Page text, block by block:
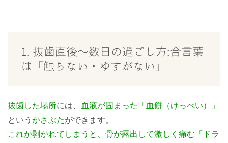
1. 抜歯直後〜数日の過ごし方:合言葉
は「触らない・ゆすがない」
抜歯した場所には、
血液が固まった「血餅（けっぺい）」
という かさぶたができます。
これが剥がれてしまうと、骨が露出して激しく痛む「ドラ